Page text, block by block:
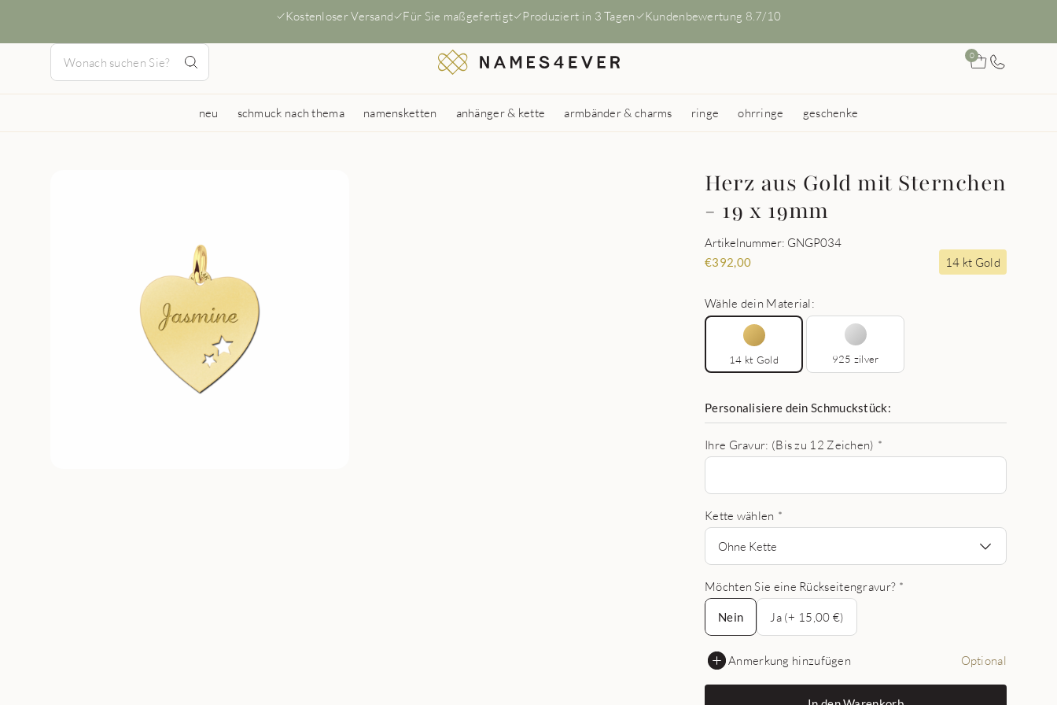
Kostenloser Versand Für Sie maßgefertigt Produziert in 3 Tagen Kundenbewertung 8.7/10
0
neu schmuck nach thema namensketten anhänger & kette armbänder & charms ringe ohrringe geschenke
Herz aus Gold mit Sternchen
- 19 x 19mm
Artikelnummer: GNGP034
€392,00 14 kt Gold
Wähle dein Material:
14 kt Gold 925 zilver
Personalisiere dein Schmuckstück:
Ihre Gravur: (Bis zu 12 Zeichen) *
Kette wählen *
Ohne Kette
Möchten Sie eine Rückseitengravur? *
Nein
Nein
Ja (+ 15,00 €)
Anmerkung hinzufügen Optional